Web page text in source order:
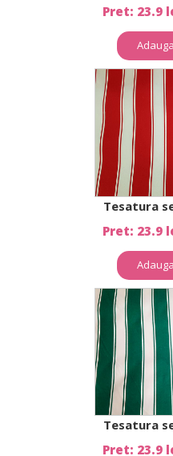
Pret: 23.9
Tesatura
Pret: 23.9
Tesatura
Pret: 23.9